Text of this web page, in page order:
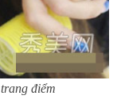
điểm